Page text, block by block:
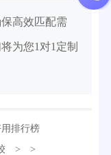
高效匹配需
为您1对1定制
排行榜
> >
少钱？